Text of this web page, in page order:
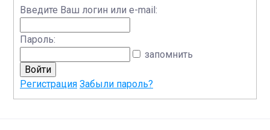
Введите Ваш логин или e-mail:
Пароль:
запомнить
Регистрация Забыли пароль?